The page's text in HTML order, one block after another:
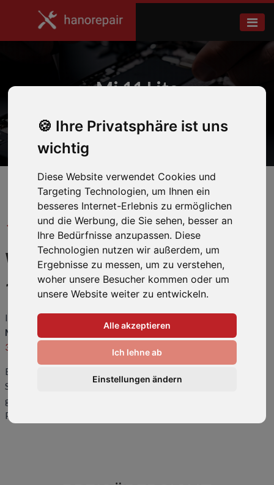
Ihre Privatsphäre ist uns
wichtig
Diese Website verwendet Cookies und
Targeting Technologien, um Ihnen ein
besseres Internet-Erlebnis zu ermöglichen
und die Werbung, die Sie sehen, besser an
Ihre Bedürfnisse anzupassen. Diese
Technologien nutzen wir außerdem, um
Ergebnisse zu messen, um zu verstehen,
woher unsere Besucher kommen oder um
unsere Website weiter zu entwickeln.
Alle akzeptieren
Ich lehne ab
Einstellungen ändern
Mi 11 Lite
Home Xiaomi
← Zurück zum Hersteller
WIR REPARIEREN IHR MI
11 LITE
Ihr Smartphone ist kaputt oder hat einen Fehler? Wir bringen Ihr
Mi 11 Lite
wieder zum Laufen! Rufen Sie uns an unter
0511-
34082318
oder kommen Sie direkt vorbei.
Eine
Sie weiter unten auf dieser Seite. Sollte ihr Problem hier nicht
gelistet sein, kontaktieren Sie uns bitte. Wir können auch Ihr
Problem lösen!